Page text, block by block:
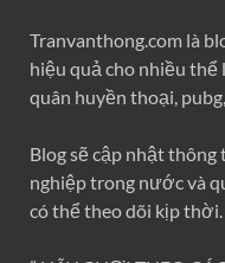
Tranvanthong.com là
hiệu quả cho nhiều thể
quân huyền thoại,
Blog sẽ cập nhật thông
nghiệp trong nước và
có thể theo dõi kịp thời.